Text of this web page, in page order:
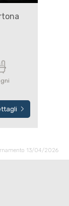
13/04/2026